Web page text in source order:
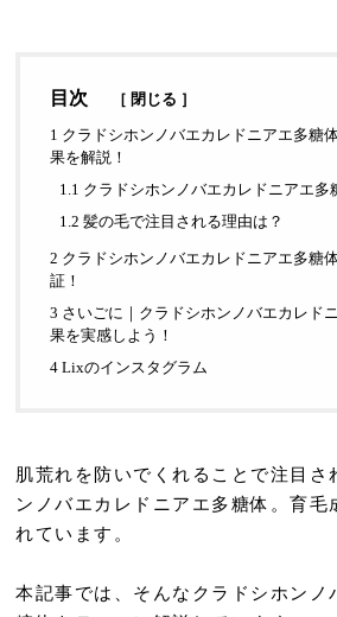
目次 ［ 閉じる ］
1 クラドシホンノバエカレドニアエ多糖
果を解説！
1.1 クラドシホンノバエカレドニアエ多
1.2 髪の毛で注目される理由は？
2 クラドシホンノバエカレドニアエ多糖
証！
3 さいごに｜クラドシホンノバエカレド
果を実感しよう！
4 Lixのインスタグラム
肌荒れを防いでくれることで注目さ
ンノバエカレドニアエ多糖体。育毛
れています。
本記事では、そんなクラドシホンノ